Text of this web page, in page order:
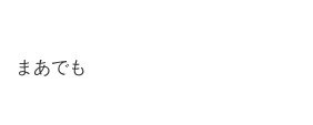
まあでも